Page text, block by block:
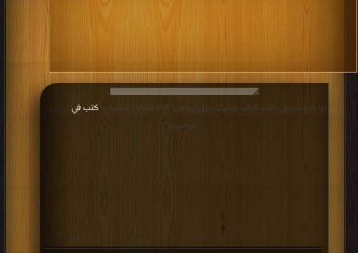
قراءة و تحميل كتاب كتاب يوميات رجل يركض PDF مجانا | مكتبة > كتب في
: مرة/مرات